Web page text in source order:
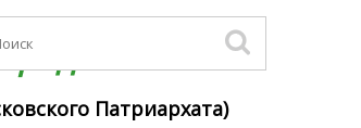
Патриархата)